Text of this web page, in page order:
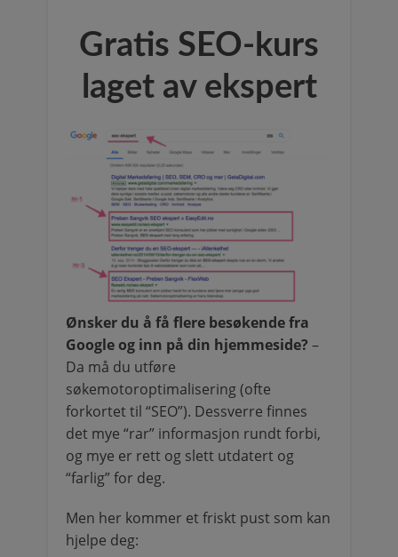
Gratis SEO-kurs
laget av ekspert
Ønsker du å få flere besøkende fra
Google og inn på din hjemmeside? –
Da må du utføre
søkemotoroptimalisering (ofte
forkortet til “SEO”). Dessverre finnes
det mye “rar” informasjon rundt forbi,
og mye er rett og slett utdatert og
“farlig” for deg.
Men her kommer et friskt pust som kan
hjelpe deg: